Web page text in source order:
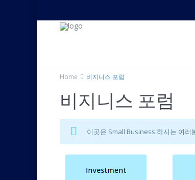
Home 비지니스 포럼
비지니스 포럼
이곳은 Small Business 하시는 여러